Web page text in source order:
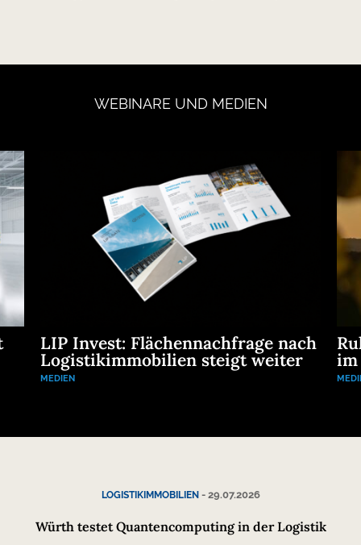
WEBINARE UND MEDIEN
LIP Invest: Flächennachfrage nach
Logistikimmobilien steigt weiter
MEDIEN
im
LOGISTIKIMMOBILIEN- 29.07.2026
Würth testet Quantencomputing in der Logistik